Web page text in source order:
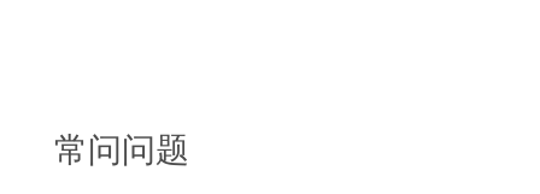
常问问题